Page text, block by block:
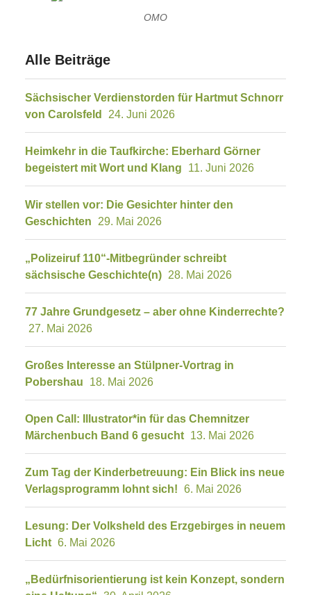
OMO
Alle Beiträge
Sächsischer Verdienstorden für Hartmut Schnorr
von Carolsfeld
24. Juni 2026
Heimkehr in die Taufkirche: Eberhard Görner
begeistert mit Wort und Klang
11. Juni 2026
Wir stellen vor: Die Gesichter hinter den
Geschichten
29. Mai 2026
„Polizeiruf 110“-Mitbegründer schreibt
sächsische Geschichte(n) 28. Mai 2026
77 Jahre Grundgesetz – aber ohne Kinderrechte?
27. Mai 2026
Großes Interesse an Stülpner-Vortrag in
Pobershau
18. Mai 2026
Open Call: Illustrator*in für das Chemnitzer
Märchenbuch Band 6 gesucht 13. Mai 2026
Zum Tag der Kinderbetreuung: Ein Blick ins neue
Verlagsprogramm lohnt sich! 6. Mai 2026
Lesung: Der Volksheld des Erzgebirges in neuem
Licht 6. Mai 2026
„Bedürfnisorientierung ist kein Konzept, sondern